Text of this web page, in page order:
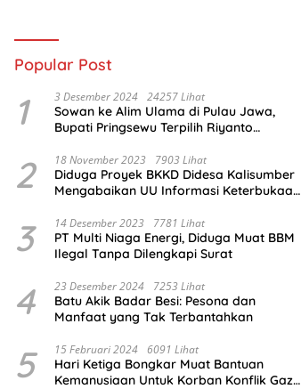
Popular Post
1 3 Desember 2024 24257 Lihat
Sowan ke Alim Ulama di Pulau Jawa,
Bupati Pringsewu Terpilih Riyanto
Amanah
2 18 November 2023 7903 Lihat
Diduga Proyek BKKD Didesa Kalisumber
Mengabaikan UU Informasi Keterbukaan
3 14 Desember 2023 7781 Lihat
PT Multi Niaga Energi, Diduga Muat BBM
Ilegal Tanpa Dilengkapi Surat
4 23 Desember 2024 7253 Lihat
Batu Akik Badar Besi: Pesona dan
Manfaat yang Tak Terbantahkan
5 15 Februari 2024 6091 Lihat
Hari Ketiga Bongkar Muat Bantuan
Kemanusiaan Untuk Korban Konflik Gaza